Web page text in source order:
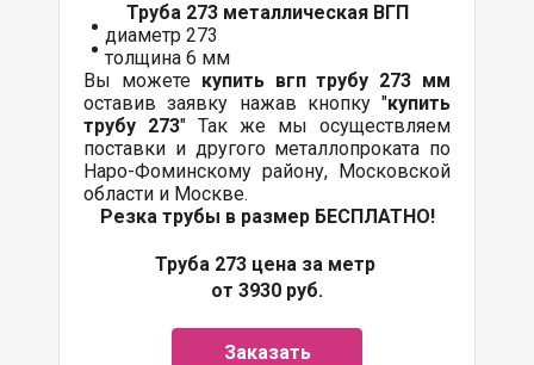
Труба 273 металлическая ВГП
диаметр 273
толщина 6 мм
Вы можете купить вгп трубу 273 мм
оставив заявку нажав кнопку "купить
трубу 273" Так же мы осуществляем
поставки и другого металлопроката по
Наро-Фоминскому району, Московской
области и Москве.
Резка трубы в размер БЕСПЛАТНО!
Труба 273 цена за метр
от 3930 руб.
Заказать